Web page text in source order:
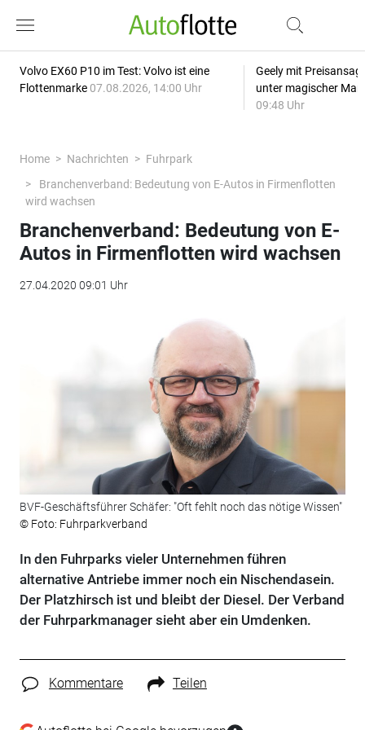
Volvo EX60 P10 im Test: Volvo ist eine
Flottenmarke 07.08.2026, 14:00 Uhr
Geely mit
unter magischer
09:48 Uhr
Home Nachrichten
Fuhrpark
Branchenverband: Bedeutung von E-Autos in Firmenflotten
wird wachsen
Branchenverband: Bedeutung von E-
Autos in Firmenflotten wird wachsen
27.04.2020 09:01 Uhr
BVF-Geschäftsführer Schäfer: "Oft fehlt noch das nötige Wissen"
© Foto: Fuhrparkverband
In den Fuhrparks vieler Unternehmen führen
alternative Antriebe immer noch ein Nischendasein.
Der Platzhirsch ist und bleibt der Diesel. Der Verband
der Fuhrparkmanager sieht aber ein Umdenken.
Kommentare Teilen